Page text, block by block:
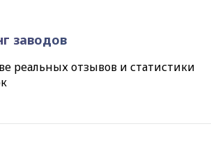
заводов
реальных отзывов и статистики